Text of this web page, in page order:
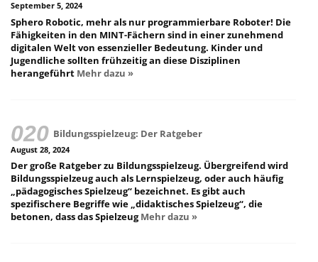
September 5, 2024
Sphero Robotic, mehr als nur programmierbare Roboter! Die
Fähigkeiten in den MINT-Fächern sind in einer zunehmend
digitalen Welt von essenzieller Bedeutung. Kinder und
Jugendliche sollten frühzeitig an diese Disziplinen
herangeführt Mehr dazu »
Bildungsspielzeug: Der Ratgeber
August 28, 2024
Der große Ratgeber zu Bildungsspielzeug. Übergreifend wird
Bildungsspielzeug auch als Lernspielzeug, oder auch häufig
„pädagogisches Spielzeug“ bezeichnet. Es gibt auch
spezifischere Begriffe wie „didaktisches Spielzeug“, die
betonen, dass das SpielzeugMehr dazu »